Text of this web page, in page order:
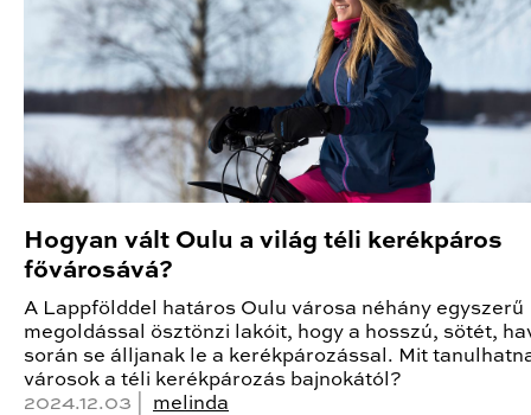
Hogyan vált Oulu a világ téli kerékpáros
fővárosává?
A Lappfölddel határos Oulu városa néhány egyszerű
megoldással ösztönzi lakóit, hogy a hosszú, sötét,
során se álljanak le a kerékpározással. Mit
városok a téli kerékpározás bajnokától?
2024.12.03 | melinda